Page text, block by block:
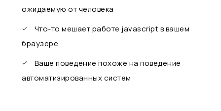
ожидаемую от человека
Что-то мешает работе javascript в вашем
браузере
Ваше поведение похоже на поведение
автоматизированных систем